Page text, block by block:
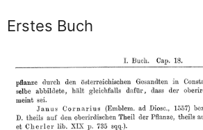
Erstes Buch